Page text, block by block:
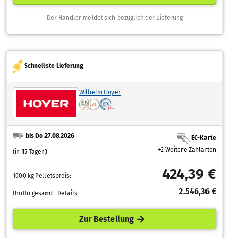
Der Händler meldet sich bezüglich der Lieferung
Schnellste Lieferung
Wilhelm Hoyer
bis Do 27.08.2026
(in 15 Tagen)
EC-Karte
+2 Weitere Zahlarten
1000 kg Pelletspreis: 424,39 €
Brutto gesamt: Details 2.546,36 €
Zur Bestellung